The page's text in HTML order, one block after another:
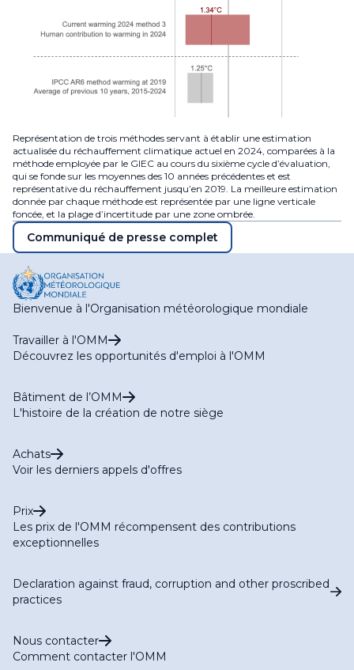
Représentation de trois méthodes servant à établir une estimation
actualisée du réchauffement climatique actuel en 2024, comparées à la
méthode employée par le GIEC au cours du sixième cycle d’évaluation,
qui se fonde sur les moyennes des 10 années précédentes et est
représentative du réchauffement jusqu’en 2019. La meilleure estimation
donnée par chaque méthode est représentée par une ligne verticale
foncée, et la plage d’incertitude par une zone ombrée.
Communiqué de presse complet
Bienvenue à l'Organisation météorologique mondiale
Travailler à l'OMM
Découvrez les opportunités d'emploi à l'OMM
Bâtiment de l’OMM
L'histoire de la création de notre siège
Achats
Voir les derniers appels d'offres
Prix
Les prix de l'OMM récompensent des contributions
exceptionnelles
Declaration against fraud, corruption and other proscribed
practices
Nous contacter
Comment contacter l'OMM